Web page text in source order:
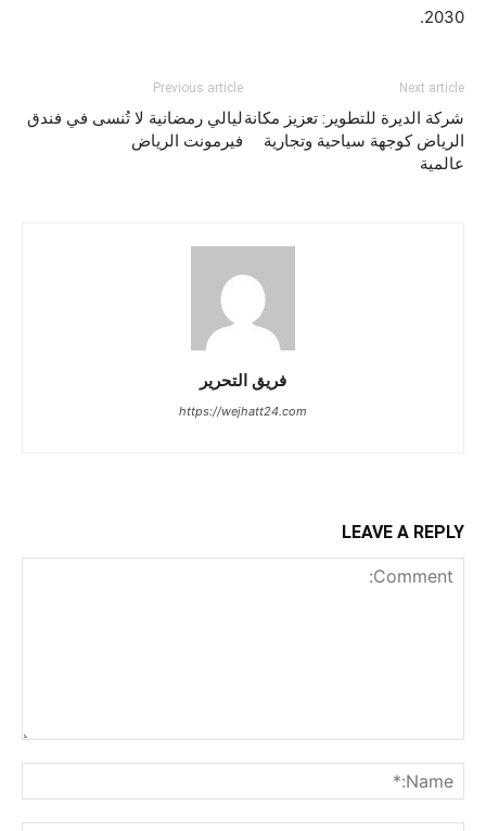
2030.
Previous article
ليالي رمضانية لا تُنسى في فندق
فيرمونت الرياض
Next article
شركة الديرة للتطوير: تعزيز مكانة
الرياض كوجهة سياحية وتجارية
عالمية
فريق التحرير
https://wejhatt24.com
LEAVE A REPLY